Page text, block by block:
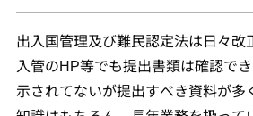
出入国管理及び難民認定法は日々改
入管のHP等でも提出書類は確認で
示されてないが提出すべき資料が多